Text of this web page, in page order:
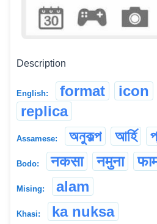
Description
English: format icon
replica
Assamese: অনুকল্প আৰ্হি
Bodo: नकसा नमुना
Mising: alam
Khasi: ka nuksa